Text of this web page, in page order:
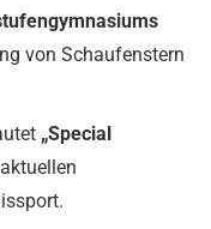
von Schaufenstern
„Special